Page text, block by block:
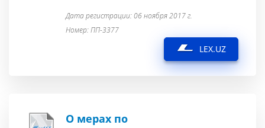
Дата регистрации: 06 ноября 2017 г.
Номер: ПП-3377
LEX.UZ
О мерах по